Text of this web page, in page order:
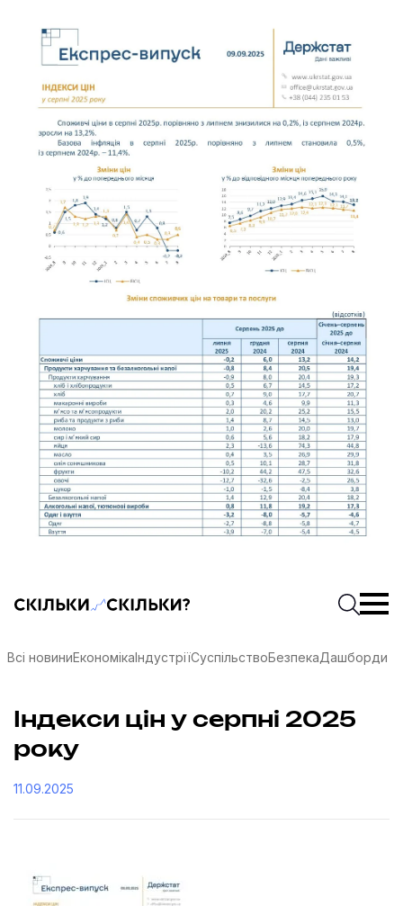
Скільки-скільки? — Медіа про суспільні даніПочати
Всі новиниЕкономікаІндустріїСуспільствоБезпекаДашборди
Індекси цін у серпні 2025
року
11.09.2025